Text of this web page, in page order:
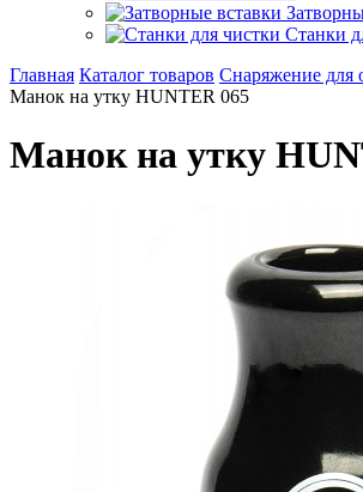
Станки
Главная Каталог товаров Снаряжение для
Манок на утку HUNTER 065
Манок на утку